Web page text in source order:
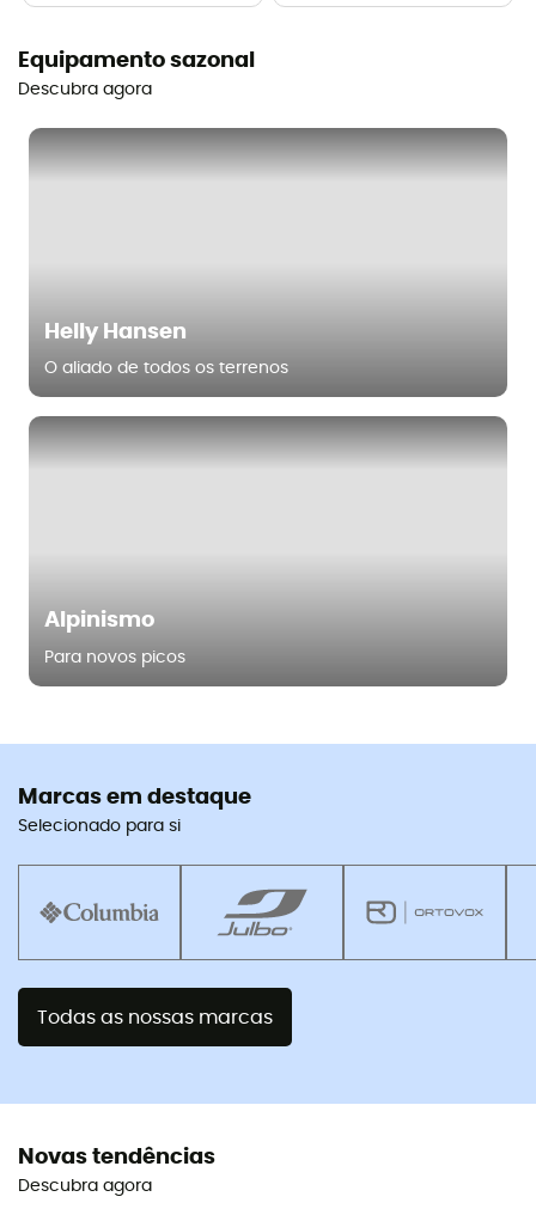
Novas tendências
Descubra agora
Marcas em destaque
Selecionado para si
Todas as nossas marcas
Equipamento sazonal
Descubra agora
Helly Hansen
O aliado de todos os terrenos
Alpinismo
Para novos picos